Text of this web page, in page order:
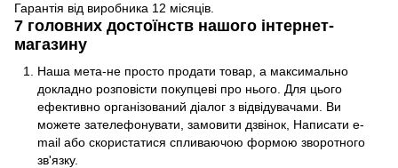
Гарантія від виробника 12 місяців.
7 головних достоїнств нашого інтернет-
магазину
Наша мета-не просто продати товар, а максимально
докладно розповісти покупцеві про нього. Для цього
ефективно організований діалог з відвідувачами. Ви
можете зателефонувати, замовити дзвінок, Написати e-
mail або скористатися спливаючою формою зворотного
зв'язку.